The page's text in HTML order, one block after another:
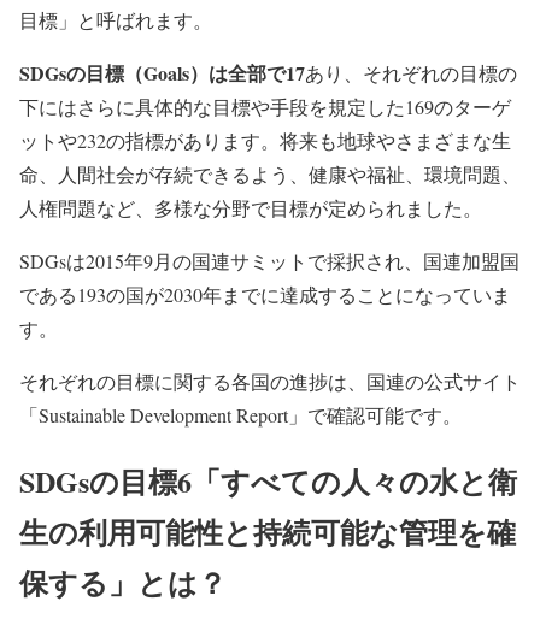
目標」と呼ばれます。
SDGsの目標（Goals）は全部で17あり、それぞれの目標の
下にはさらに具体的な目標や手段を規定した169のターゲ
ットや232の指標があります。将来も地球やさまざまな生
命、人間社会が存続できるよう、健康や福祉、環境問題、
人権問題など、多様な分野で目標が定められました。
SDGsは2015年9月の国連サミットで採択され、国連加盟国
である193の国が2030年までに達成することになっていま
す。
それぞれの目標に関する各国の進捗は、国連の公式サイト
「Sustainable Development Report」で確認可能です。
SDGsの目標6「すべての人々の水と衛
生の利用可能性と持続可能な管理を確
保する」とは？